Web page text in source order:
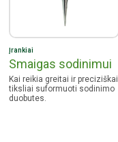
Įrankiai
Smaigas sodinimui
Kai reikia greitai ir preciziškai
tiksliai suformuoti sodinimo
duobutes.